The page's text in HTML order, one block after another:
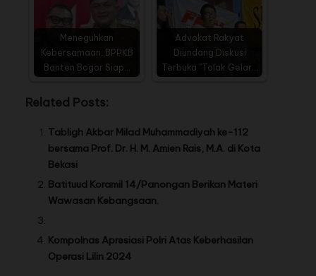
Meneguhkan
Kebersamaan, BPPKB
Banten Bogor Siap…
Advokat Rakyat
Diundang Diskusi
Terbuka "Tolak Gelar…
Related Posts:
Tabligh Akbar Milad Muhammadiyah ke-112
bersama Prof. Dr. H. M. Amien Rais, M.A. di Kota
Bekasi
Batituud Koramil 14/Panongan Berikan Materi
Wawasan Kebangsaan.
Kompolnas Apresiasi Polri Atas Keberhasilan
Operasi Lilin 2024